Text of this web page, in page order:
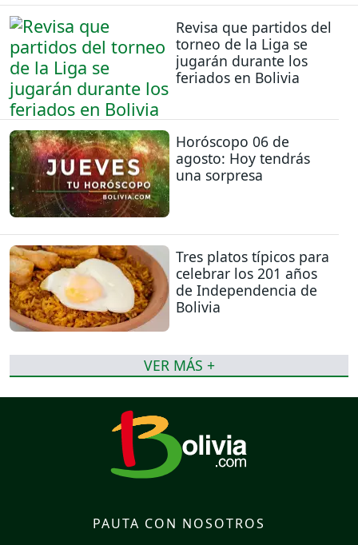
Revisa que partidos del
torneo de la Liga se
jugarán durante los
feriados en Bolivia
Horóscopo 06 de
agosto: Hoy tendrás
una sorpresa
Tres platos típicos para
celebrar los 201 años
de Independencia de
Bolivia
VER MÁS +
PAUTA CON NOSOTROS